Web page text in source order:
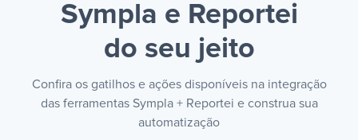
Sympla e Reportei
do seu jeito
Confira os gatilhos e ações disponíveis na integração
das ferramentas Sympla + Reportei e construa sua
automatização